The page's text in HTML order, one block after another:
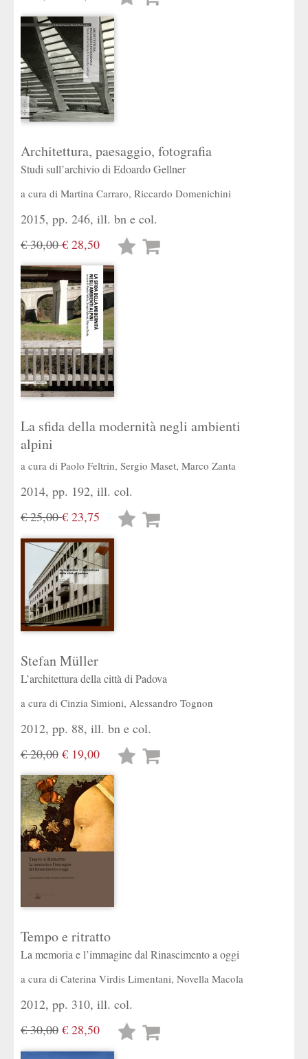
Architettura, paesaggio, fotografia
Studi sull’archivio di Edoardo Gellner
a cura di Martina Carraro, Riccardo Domenichini
2015, pp. 246, ill. bn e col.
€ 30,00€ 28,50
Lista
La sfida della modernità negli ambienti
alpini
a cura di Paolo Feltrin, Sergio Maset, Marco Zanta
2014, pp. 192, ill. col.
€ 25,00€ 23,75
Lista
Stefan Müller
L’architettura della città di Padova
a cura di Cinzia Simioni, Alessandro Tognon
2012, pp. 88, ill. bn e col.
€ 20,00 € 19,00
Lista
Tempo e ritratto
La memoria e l’immagine dal Rinascimento a oggi
a cura di Caterina Virdis Limentani, Novella Macola
2012, pp. 310, ill. col.
€ 30,00 € 28,50
Lista